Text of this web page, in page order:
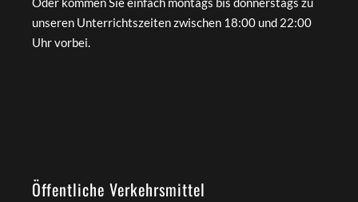
unseren Unterrichtszeiten zwischen 18:00 und 22:00
Uhr vorbei.
Öffentliche Verkehrsmittel